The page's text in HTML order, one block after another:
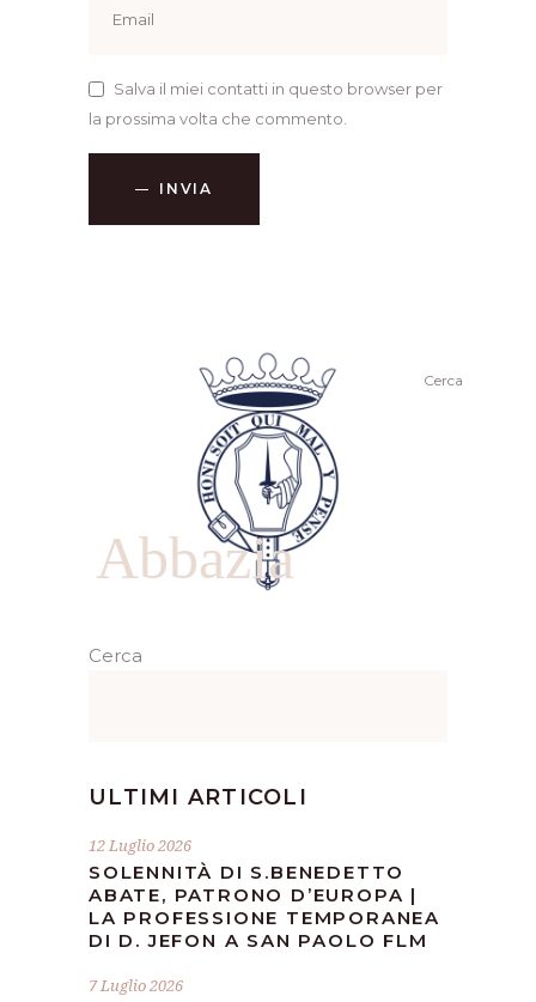
Salva il miei contatti in questo browser per
la prossima volta che commento.
INVIA
Abbazia
Cerca
Cerca
ULTIMI ARTICOLI
12 Luglio 2026
SOLENNITÀ DI S.BENEDETTO
ABATE, PATRONO D’EUROPA |
LA PROFESSIONE TEMPORANEA
DI D. JEFON A SAN PAOLO FLM
7 Luglio 2026